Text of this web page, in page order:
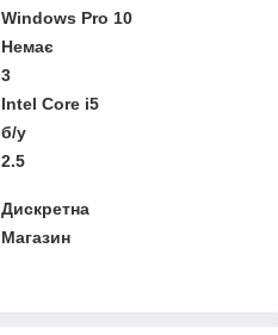
Windows Pro 10
Немає
3
Intel Core i5
б/у
2.5
Дискретна
Магазин